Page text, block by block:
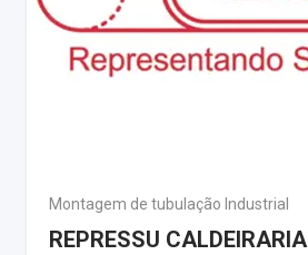
Montagem de tubulação Industrial
REPRESSU CALDEIRARIA